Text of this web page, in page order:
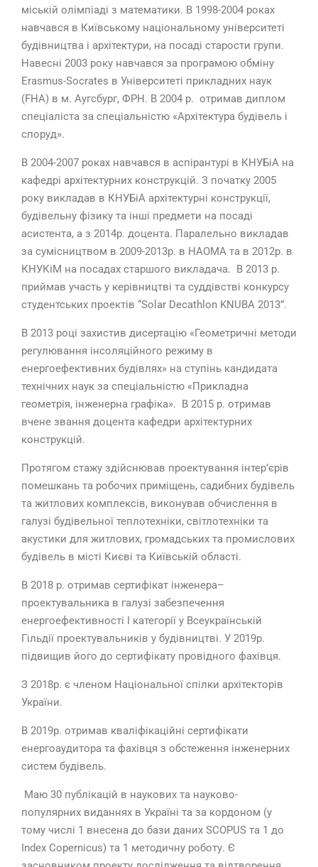
міській олімпіаді з математики. В 1998-2004 роках
навчався в Київському національному університеті
будівництва і архітектури, на посаді старости групи.
Навесні 2003 року навчався за програмою обміну
Erasmus-Socrates в Університеті прикладних наук
(FHA) в м. Аугсбург, ФРН. В 2004 р. отримав диплом
спеціаліста за спеціальністю «Архітектура будівель і
споруд».
В 2004-2007 роках навчався в аспірантурі в КНУБіА на
кафедрі архітектурних конструкцій. З початку 2005
року викладав в КНУБіА архітектурні конструкції,
будівельну фізику та інші предмети на посаді
асистента, а з 2014р. доцента. Паралельно викладав
за сумісництвом в 2009-2013р. в НАОМА та в 2012р. в
КНУКіМ на посадах старшого викладача. В 2013 р.
приймав участь у керівництві та суддівстві конкурсу
студентських проектів “Solar Decathlon KNUBA 2013”.
В 2013 році захистив дисертацію «Геометричні методи
регулювання інсоляційного режиму в
енергоефективних будівлях» на ступінь кандидата
технічних наук за спеціальністю «Прикладна
геометрія, інженерна графіка». В 2015 р. отримав
вчене звання доцента кафедри архітектурних
конструкцій.
Протягом стажу здійснював проектування інтер’єрів
помешкань та робочих приміщень, садибних будівель
та житлових комплексів, виконував обчислення в
галузі будівельної теплотехніки, світлотехніки та
акустики для житлових, громадських та промислових
будівель в місті Києві та Київській області.
В 2018 р. отримав сертифікат інженера–
проектувальника в галузі забезпечення
енергоефективності I категорії у Всеукраїнській
Гільдії проектувальників у будівництві. У 2019р.
підвищив його до сертифікату провідного фахівця.
З 2018р. є членом Національної спілки архітекторів
України.
В 2019р. отримав кваліфікаційні сертифікати
енергоаудитора та фахівця з обстеження інженерних
систем будівель.
Маю 30 публікацій в наукових та науково-
популярних виданнях в Україні та за кордоном (у
тому числі 1 внесена до бази даних SCOPUS та 1 до
Index Copernicus) та 1 методичну роботу. Є